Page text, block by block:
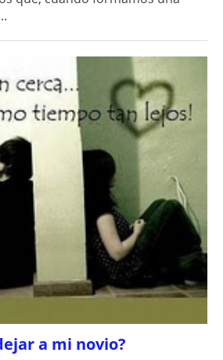
a mi novio?